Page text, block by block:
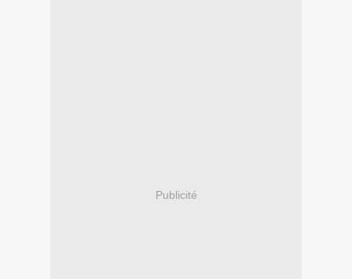
Publicité